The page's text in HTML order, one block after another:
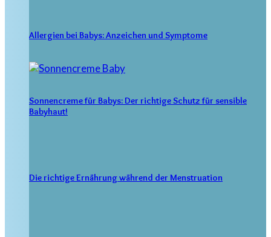
Allergien bei Babys: Anzeichen und Symptome
Sonnencreme für Babys: Der richtige Schutz für sensible
Babyhaut!
Die richtige Ernährung während der Menstruation